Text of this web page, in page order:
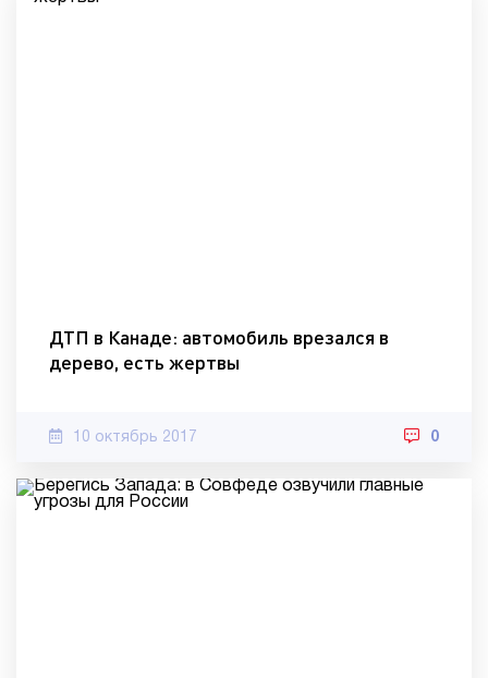
ДТП в Канаде: автомобиль врезался в
дерево, есть жертвы
10 октябрь 2017 0